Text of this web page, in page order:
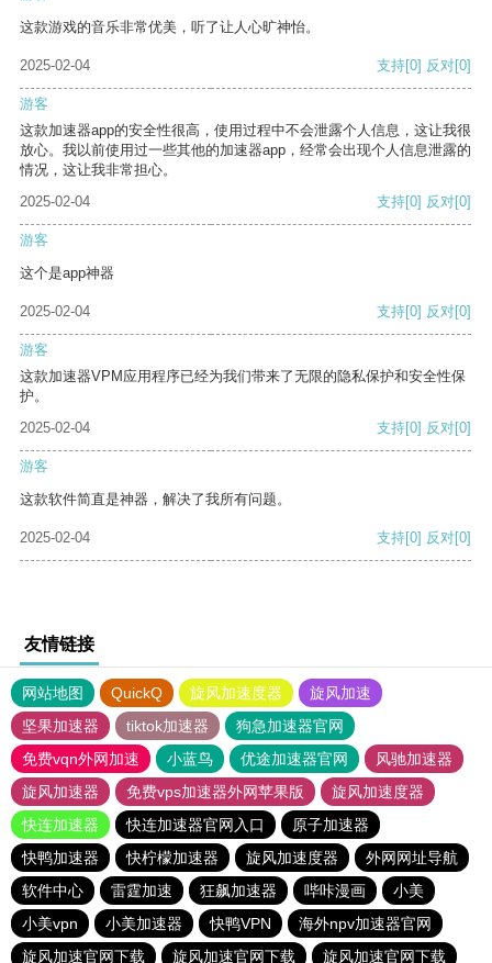
这款游戏的音乐非常优美，听了让人心旷神怡。
2025-02-04 支持[0] 反对[0]
游客
这款加速器app的安全性很高，使用过程中不会泄露个人信息，这让我很
放心。我以前使用过一些其他的加速器app，经常会出现个人信息泄露的
情况，这让我非常担心。
2025-02-04
支持[0] 反对[0]
游客
这个是app神器
2025-02-04 支持[0] 反对[0]
游客
这款加速器VPM应用程序已经为我们带来了无限的隐私保护和安全性保
护。
2025-02-04
支持[0] 反对[0]
游客
这款软件简直是神器，解决了我所有问题。
2025-02-04 支持[0] 反对[0]
友情链接
网站地图 QuickQ 旋风加速度器
旋风加速
坚果加速器
tiktok加速器
狗急加速器官网
免费vqn外网加速
小蓝鸟 优途加速器官网
风驰加速器
旋风加速器
免费vps加速器外网苹果版
旋风加速度器
快连加速器
快连加速器官网入口
原子加速器
快鸭加速器
快柠檬加速器 旋风加速度器
外网网址导航
软件中心
雷霆加速 狂飙加速器 哔咔漫画
小美
小美vpn
小美加速器 快鸭VPN
海外npv加速器官网
旋风加速官网下载
旋风加速官网下载 旋风加速官网下载